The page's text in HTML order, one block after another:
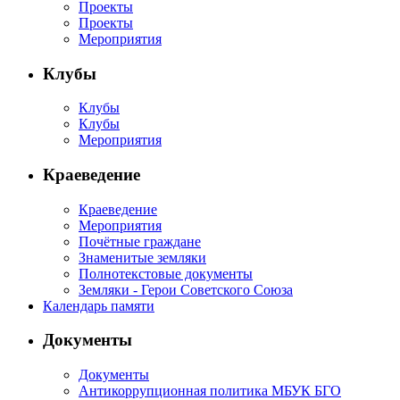
Проекты
Проекты
Мероприятия
Клубы
Клубы
Клубы
Мероприятия
Краеведение
Краеведение
Мероприятия
Почётные граждане
Знаменитые земляки
Полнотекстовые документы
Земляки - Герои Советского Союза
Календарь памяти
Документы
Документы
Антикоррупционная политика МБУК БГО